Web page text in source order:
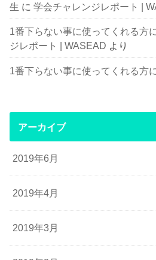
生 に学会チャレンジレポート |
1番下らない事に使ってくれる方
ジレポート | WASEAD より
1番下らない事に使ってくれる方
アーカイブ
2019年6月
2019年4月
2019年3月